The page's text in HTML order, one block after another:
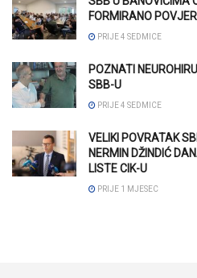
FORMIRANO
PRIJE 4 SEDMICE
POZNATI
SBB-U
PRIJE 4 SEDMICE
VELIKI POVRATAK
NERMIN DŽINDIĆ
LISTE CIK-U
PRIJE 1 MJESEC